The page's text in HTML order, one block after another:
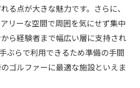
る点が大きな魅力です。さらに、
リーな空間で周囲を気にせず集中
ら経験者まで幅広い層に支持され
ぶらで利用できるため準備の手間
ゴルファーに最適な施設といえま